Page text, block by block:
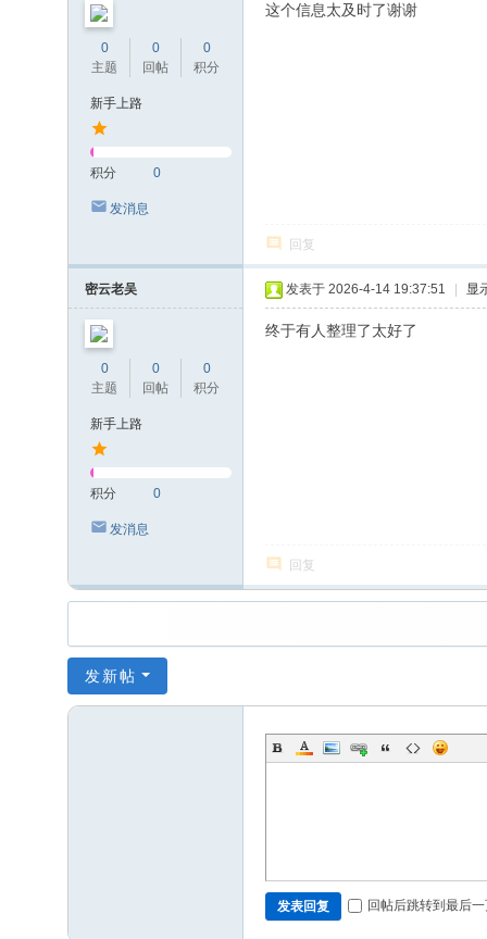
0
主题
0
回帖
0
积分
新手上路
积分 0
发消息
这个信息太及时了谢谢
回复
密云老吴
0
主题
0
回帖
0
积分
新手上路
积分 0
发消息
发表于 2026-4-14 19:37:51 显
终于有人整理了太好了
回复
发新帖
发表回复 回帖后跳转到最后